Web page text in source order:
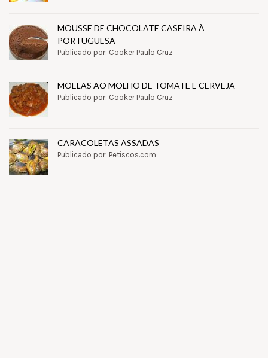
MOUSSE DE CHOCOLATE CASEIRA À
PORTUGUESA
Publicado por: Cooker Paulo Cruz
MOELAS AO MOLHO DE TOMATE E CERVEJA
Publicado por: Cooker Paulo Cruz
CARACOLETAS ASSADAS
Publicado por: Petiscos.com